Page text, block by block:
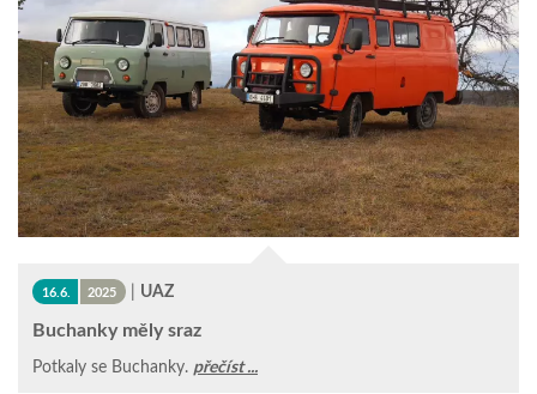
16.6. 2025 | UAZ
Buchanky měly sraz
Potkaly se Buchanky. přečíst ...